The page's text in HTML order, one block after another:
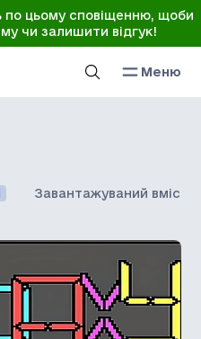
по цьому сповіщенню, щоби
чи залишити відгук!
Меню
Завантажуваний вміст